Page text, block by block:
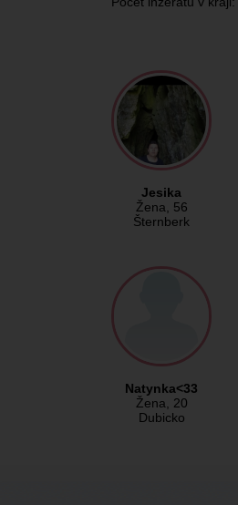
Jesika
Žena, 56
Šternberk
Natynka<33
Žena, 20
Dubicko